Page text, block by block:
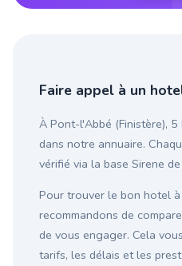
Faire appel à un
À Pont-l'Abbé (Finistère),
dans notre annuaire.
vérifié via la base Sirene de
Pour trouver le bon hotel
recommandons de
de vous engager. Cela
tarifs, les délais et les